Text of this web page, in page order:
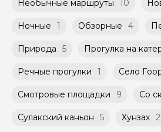
Необычные маршруты 10
Ночные 1 Обзорные 4
Природа 5 Прогулка на
Речные прогулки 1 Село
Смотровые площадки 9 Со
Сулакский каньон 5 Хунзах 2